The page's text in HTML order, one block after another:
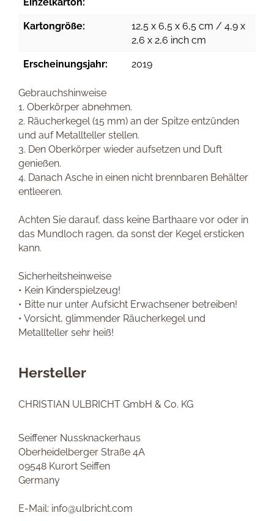
Kartongröße:
12,5 x 6,5 x 6,5 cm / 4,9 x
2,6 x 2,6 inch cm
Erscheinungsjahr: 2019
Gebrauchshinweise
1. Oberkörper abnehmen.
2. Räucherkegel (15 mm) an der Spitze entzünden
und auf Metallteller stellen.
3. Den Oberkörper wieder aufsetzen und Duft
genießen.
4. Danach Asche in einen nicht brennbaren Behälter
entleeren.
Achten Sie darauf, dass keine Barthaare vor oder in
das Mundloch ragen, da sonst der Kegel ersticken
kann.
Sicherheitsheinweise
• Kein Kinderspielzeug!
• Bitte nur unter Aufsicht Erwachsener betreiben!
• Vorsicht, glimmender Räucherkegel und
Metallteller sehr heiß!
Hersteller
CHRISTIAN ULBRICHT GmbH & Co. KG
Seiffener Nussknackerhaus
Oberheidelberger Straße 4A
09548 Kurort Seiffen
Germany
E-Mail: info@ulbricht.com